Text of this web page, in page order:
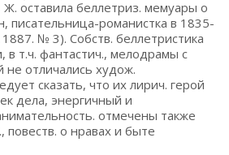
оставила беллетриз. мемуары о
писательница-романистка в 1835-
1887. № 3). Собств. беллетристика
в т.ч. фантастич., мелодрамы с
не отличались худож.
сказать, что их лирич. герой
дела, энергичный и
отмечены также
повеств. о нравах и быте